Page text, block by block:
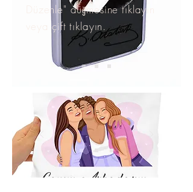
Düzenle" düğmesine tıklayın
veya çift tıklayın.